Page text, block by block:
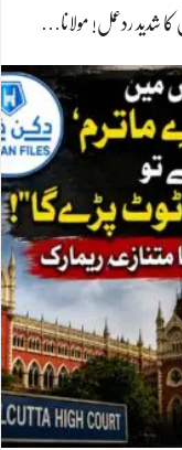
کا شدید ردعمل! مولانا…